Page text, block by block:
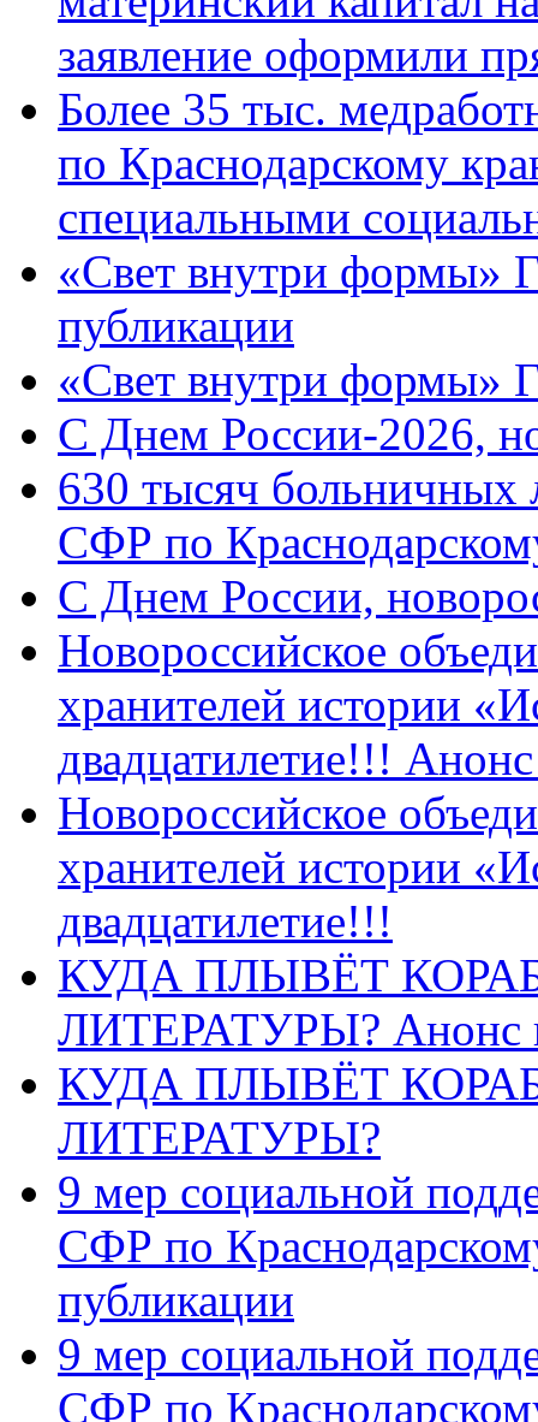
заявление оформили
Более 35 тыс.
по Краснодарскому
специальными
«Свет внутри формы»
публикации
«Свет внутри формы»
C Днем России-2026,
630 тысяч больничных
СФР по
C Днем России,
Новороссийское
хранителей истории
двадцатилетие!!!
Новороссийское
хранителей истории
двадцатилетие!!!
КУДА ПЛЫВЁТ
ЛИТЕРАТУРЫ? Анонс
КУДА ПЛЫВЁТ
ЛИТЕРАТУРЫ?
9 мер социальной
СФР по
публикации
9 мер социальной
СФР по